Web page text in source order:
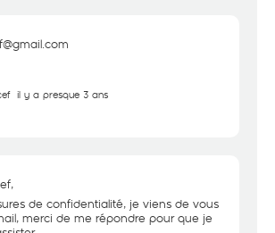
il y a presque 3 ans
de confidentialité, je viens de vous
merci de me répondre pour que je